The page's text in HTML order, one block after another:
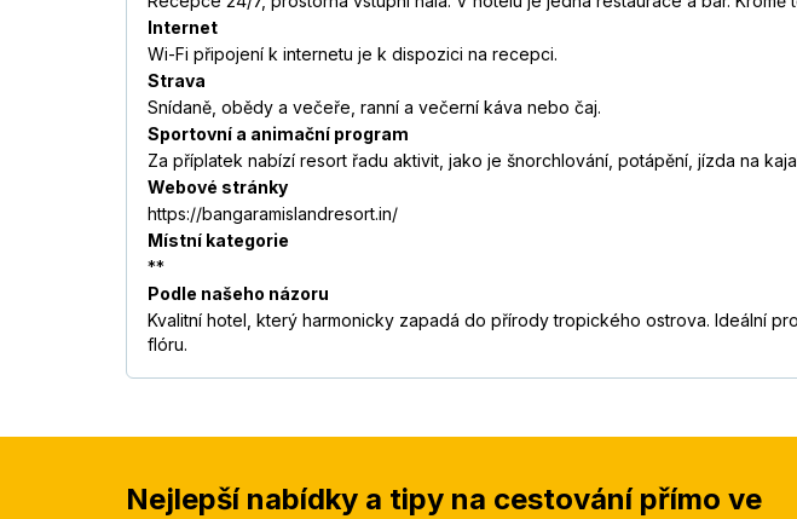
Internet
Wi-Fi připojení k internetu je k dispozici na recepci.
Strava
Snídaně, obědy a večeře, ranní a večerní káva nebo čaj.
Sportovní a animační program
Za příplatek nabízí resort řadu aktivit, jako je šnorchlování, potápění, jízda na
Webové stránky
https://bangaramislandresort.in/
Místní kategorie
**
Podle našeho názoru
Kvalitní hotel, který harmonicky zapadá do přírody tropického ostrova. Ideální
flóru.
Nejlepší nabídky a tipy na cestování přímo ve